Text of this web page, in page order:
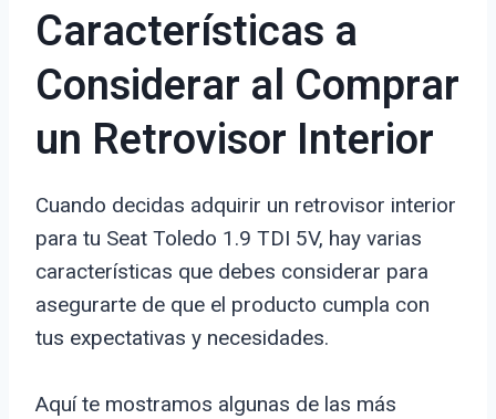
Características a
Considerar al Comprar
un Retrovisor Interior
Cuando decidas adquirir un retrovisor interior
para tu Seat Toledo 1.9 TDI 5V, hay varias
características que debes considerar para
asegurarte de que el producto cumpla con
tus expectativas y necesidades.
Aquí te mostramos algunas de las más